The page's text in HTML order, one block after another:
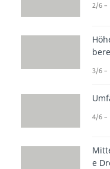
2/6 –
3/6 –
4/6 –
e